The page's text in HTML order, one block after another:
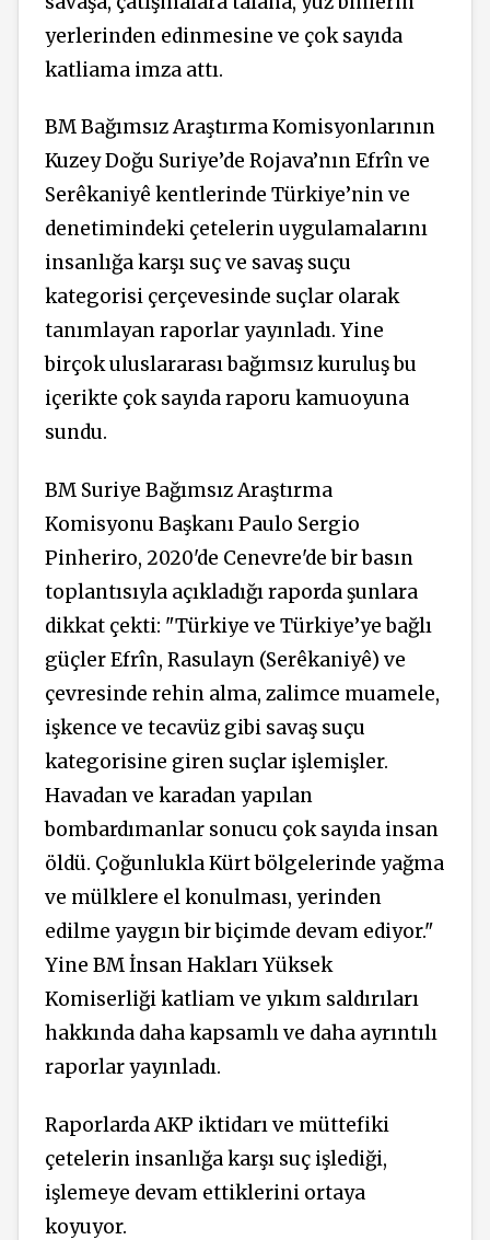
yerlerinden edinmesine ve çok sayıda
katliama imza attı.
BM Bağımsız Araştırma Komisyonlarının
Kuzey Doğu Suriye’de Rojava’nın Efrîn ve
Serêkaniyê kentlerinde Türkiye’nin ve
denetimindeki çetelerin uygulamalarını
insanlığa karşı suç ve savaş suçu
kategorisi çerçevesinde suçlar olarak
tanımlayan raporlar yayınladı. Yine
birçok uluslararası bağımsız kuruluş bu
içerikte çok sayıda raporu kamuoyuna
sundu.
BM Suriye Bağımsız Araştırma
Komisyonu Başkanı Paulo Sergio
Pinheriro, 2020'de Cenevre'de bir basın
toplantısıyla açıkladığı raporda şunlara
dikkat çekti: "Türkiye ve Türkiye’ye bağlı
güçler Efrîn, Rasulayn (Serêkaniyê) ve
çevresinde rehin alma, zalimce muamele,
işkence ve tecavüz gibi savaş suçu
kategorisine giren suçlar işlemişler.
Havadan ve karadan yapılan
bombardımanlar sonucu çok sayıda insan
öldü. Çoğunlukla Kürt bölgelerinde yağma
ve mülklere el konulması, yerinden
edilme yaygın bir biçimde devam ediyor."
Yine BM İnsan Hakları Yüksek
Komiserliği katliam ve yıkım saldırıları
hakkında daha kapsamlı ve daha ayrıntılı
raporlar yayınladı.
Raporlarda AKP iktidarı ve müttefiki
çetelerin insanlığa karşı suç işlediği,
işlemeye devam ettiklerini ortaya
koyuyor.